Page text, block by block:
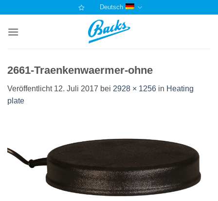
springen
Deutsch
2661-Traenkenwaermer-ohne
Veröffentlicht 12. Juli 2017 bei 2928 × 1256 in Heating
plate